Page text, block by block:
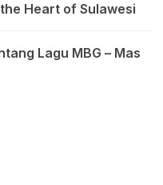
Heart of Sulawesi
Lagu MBG – Mas